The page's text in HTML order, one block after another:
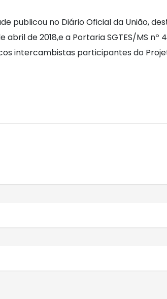
publicou no Diário Oficial da União,
de 2018,e a Portaria SGTES/MS nº
intercambistas participantes do